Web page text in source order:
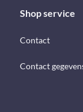
Shop service
Contact
Contact